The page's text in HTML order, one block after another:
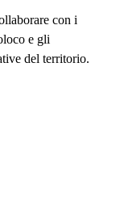
con i
e gli
del territorio.